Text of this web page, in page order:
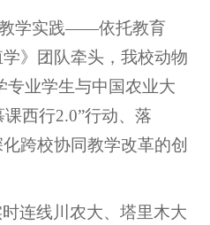
教学实践——依托教育
》团队牵头，我校动物
专业学生与中国农业大
西行2.0”行动、落
跨校协同教学改革的创
连线川农大、塔里木大